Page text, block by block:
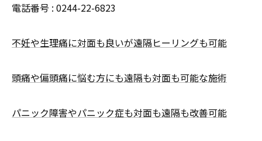
電話番号 : 0244-22-6823
不妊や生理痛に対面も良いが遠隔ヒーリングも可能
頭痛や偏頭痛に悩む方にも遠隔も対面も可能な施術
パニック障害やパニック症も対面も遠隔も改善可能